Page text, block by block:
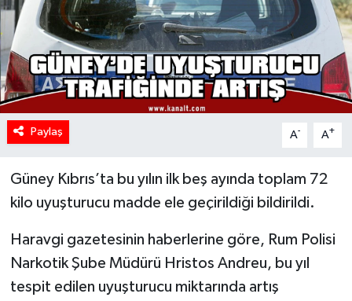
Paylaş A- A+
Güney Kıbrıs’ta bu yılın ilk beş ayında toplam 72
kilo uyuşturucu madde ele geçirildiği bildirildi.
Haravgi gazetesinin haberlerine göre, Rum Polisi
Narkotik Şube Müdürü Hristos Andreu, bu yıl
tespit edilen uyuşturucu miktarında artış